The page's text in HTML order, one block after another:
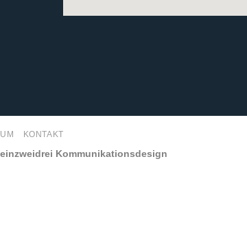
KONTAKT
Kommunikationsdesign